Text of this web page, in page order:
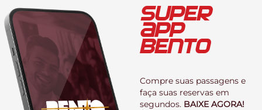
SUPER
APP
BENTO
Compre suas passagens e
faça suas reservas em
segundos. BAIXE AGORA!